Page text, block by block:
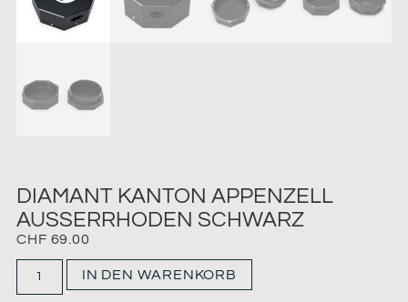
DIAMANT KANTON APPENZELL
AUSSERRHODEN SCHWARZ
CHF 69.00
IN DEN WARENKORB